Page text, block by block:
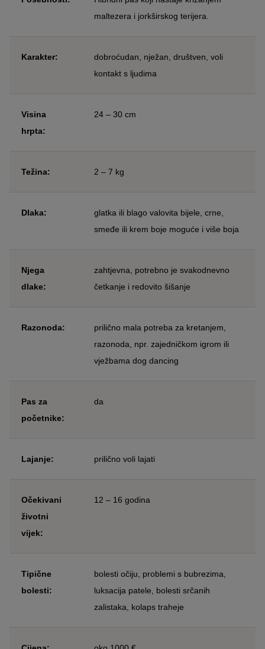
maltezera i jorkširskog terijera.
Karakter:
dobroćudan, nježan, društven, voli
kontakt s ljudima
Visina
hrpta:
24 – 30 cm
Težina: 2 – 7 kg
Dlaka:
glatka ili blago valovita bijele, crne,
smeđe ili krem boje moguće i više boja
Njega
dlake:
zahtjevna, potrebno je svakodnevno
četkanje i redovito šišanje
Razonoda:
prilično mala potreba za kretanjem,
razonoda, npr. zajedničkom igrom ili
vježbama dog dancing
Pas za
početnike:
da
Lajanje: prilično voli lajati
Očekivani
životni
vijek:
12 – 16 godina
Tipične
bolesti:
bolesti očiju, problemi s bubrezima,
luksacija patele, bolesti srčanih
zalistaka, kolaps traheje